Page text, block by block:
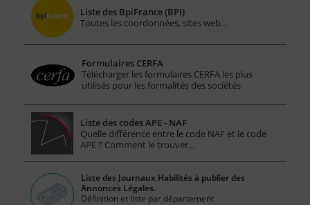
Liste des BpiFrance (BPI)
Toutes les coordonnées, sites web...
Formulaires CERFA
Télécharger les formulaires CERFA les plus
utilisés pour les formalités des sociétés
Liste des codes APE - NAF
Quelle différence entre le code NAF et le code
APE ? Comment le trouver…
Liste des Journaux Habilités à publier des
Annonces Légales.
Définition et liste par département